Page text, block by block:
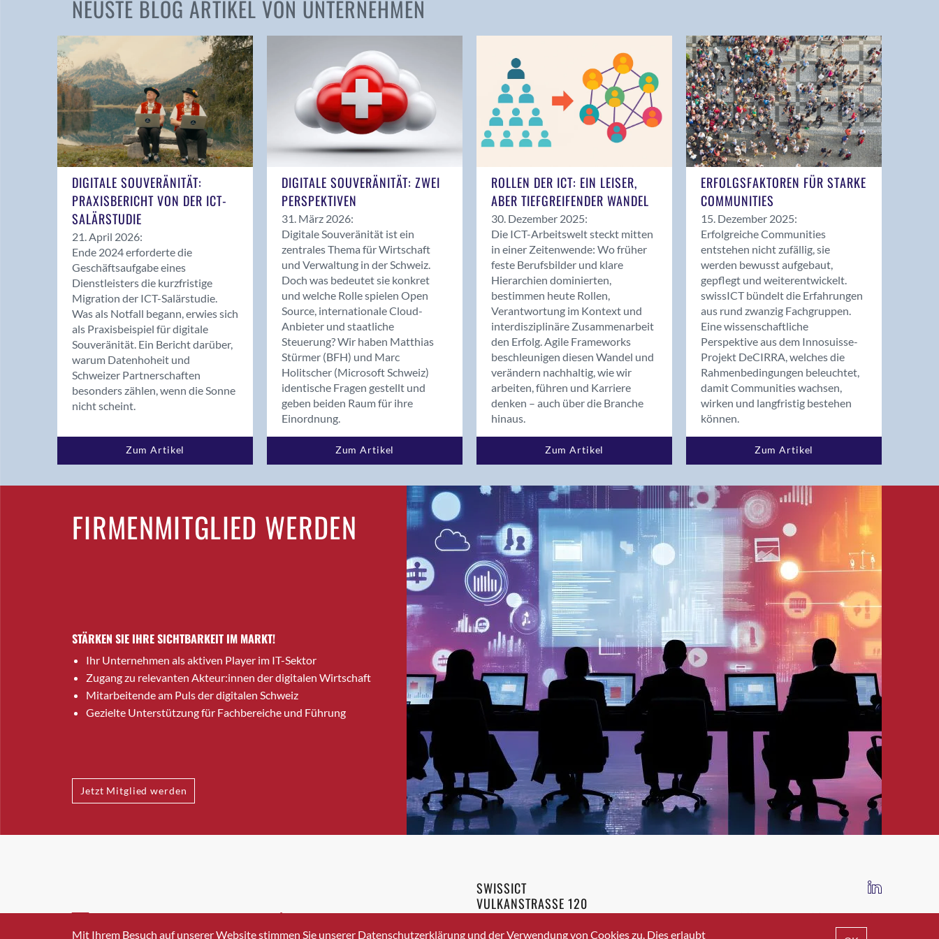
Andelfingen
Balsthal
Balzers
Bassersdorf
Benken (SG)
Bergdietikon
Bern - Liebefeld
Birsfelden
Bolligen
Bonaduz
Bonstetten
Bottighofen
Bremgarten bei Bern
Brig-Glis
Bronschhofen
Brugg
Brugg AG
Burgdorf
Bäretswil
Bülach
Cazis
Crissier
Davos Platz
NEUSTE BLOG ARTIKEL VON UNTERNEHMEN
DIGITALE SOUVERÄNITÄT:
PRAXISBERICHT VON DER ICT-
SALÄRSTUDIE
21. April 2026:
Ende 2024 erforderte die
Geschäftsaufgabe eines
Dienstleisters die kurzfristige
Migration der ICT-Salärstudie.
Was als Notfall begann, erwies sich
als Praxisbeispiel für digitale
Souveränität. Ein Bericht darüber,
warum Datenhoheit und
Schweizer Partnerschaften
besonders zählen, wenn die Sonne
nicht scheint.
Zum Artikel
DIGITALE SOUVERÄNITÄT: ZWEI
PERSPEKTIVEN
31. März 2026:
Digitale Souveränität ist ein
zentrales Thema für Wirtschaft
und Verwaltung in der Schweiz.
Doch was bedeutet sie konkret
und welche Rolle spielen Open
Source, internationale Cloud-
Anbieter und staatliche
Steuerung? Wir haben Matthias
Stürmer (BFH) und Marc
Holitscher (Microsoft Schweiz)
identische Fragen gestellt und
geben beiden Raum für ihre
Einordnung.
Zum Artikel
ROLLEN DER ICT: EIN LEISER,
ABER TIEFGREIFENDER WANDEL
30. Dezember 2025:
Die ICT-Arbeitswelt steckt mitten
in einer Zeitenwende: Wo früher
feste Berufsbilder und klare
Hierarchien dominierten,
bestimmen heute Rollen,
Verantwortung im Kontext und
interdisziplinäre Zusammenarbeit
den Erfolg. Agile Frameworks
beschleunigen diesen Wandel und
verändern nachhaltig, wie wir
arbeiten, führen und Karriere
denken – auch über die Branche
hinaus.
Zum Artikel
ERFOLGSFAKTOREN FÜR STARKE
COMMUNITIES
15. Dezember 2025:
Erfolgreiche Communities
entstehen nicht zufällig, sie
werden bewusst aufgebaut,
gepflegt und weiterentwickelt.
swissICT bündelt die Erfahrungen
aus rund zwanzig Fachgruppen.
Eine wissenschaftliche
Perspektive aus dem Innosuisse-
Projekt DeCIRRA, welches die
Rahmenbedingungen beleuchtet,
damit Communities wachsen,
wirken und langfristig bestehen
können.
Zum Artikel
FIRMENMITGLIED WERDEN
STÄRKEN SIE IHRE SICHTBARKEIT IM MARKT!
Ihr Unternehmen als aktiven Player im IT-Sektor
Zugang zu relevanten Akteur:innen der digitalen Wirtschaft
Mitarbeitende am Puls der digitalen Schweiz
Gezielte Unterstützung für Fachbereiche und Führung
Jetzt Mitglied werden
INFO@SWISSICT.CH +41 43 336 40 20
SWISSICT
VULKANSTRASSE 120
8048 ZURICH
IMPRESSUM DATENSCHUTZ AGB
Mit Ihrem Besuch auf unserer Website stimmen Sie unserer Datenschutzerklärung und der Verwendung von Cookies zu. Dies erlaubt